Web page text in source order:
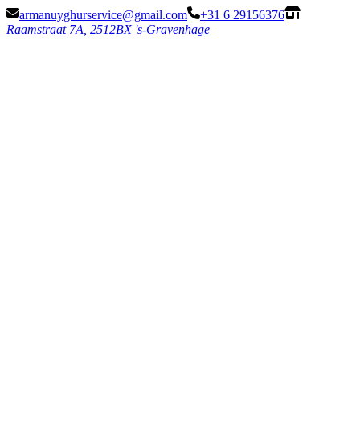
armanuyghurservice@gmail.com
+31 6 29156376
Raamstraat 7A 2512BX 's-Gravenhage